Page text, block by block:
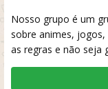
Nosso grupo é um
sobre animes, jogos,
as regras e não seja